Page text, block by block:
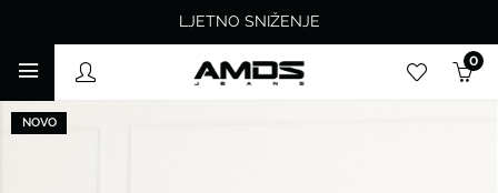
LJETNO SNIŽENJE
0
NOVO